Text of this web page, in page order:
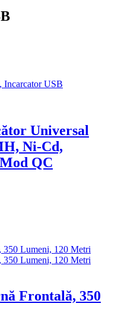
Universal
Ni-Cd,
QC
Frontală, 350